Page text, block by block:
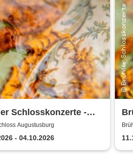
Schlosskonzerte -
Festival 2026
Augustusburg
- 04.10.2026